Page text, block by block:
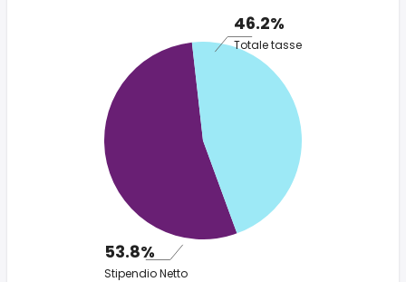
46.2%
Totale tasse
53.8%
Stipendio Netto